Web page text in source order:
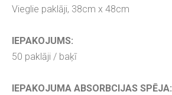
Vieglie paklāji, 38cm x 48cm
IEPAKOJUMS:
50 paklāji / baķī
IEPAKOJUMA ABSORBCIJAS SPĒJA: